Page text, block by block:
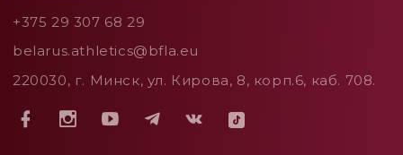
+375 29 307 68 29
belarus.athletics@bfla.eu
220030, г. Минск, ул. Кирова, 8, корп.6, каб. 708.